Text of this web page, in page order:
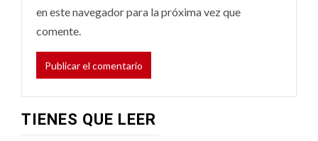
en este navegador para la próxima vez que
comente.
TIENES QUE LEER